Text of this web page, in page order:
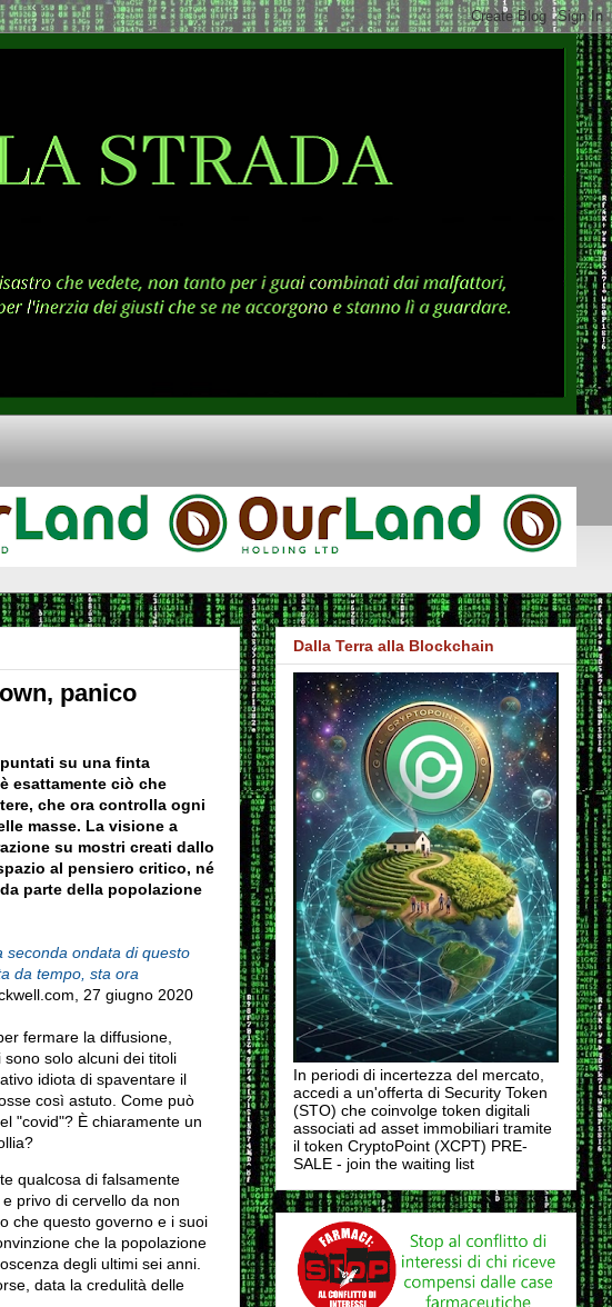
panico
su una finta
esattamente ciò che
che ora controlla ogni
masse. La visione a
su mostri creati dallo
al pensiero critico, né
parte della popolazione
seconda ondata di questo
da tempo, sta ora
27 giugno 2020
fermare la diffusione,
solo alcuni dei titoli
idiota di spaventare il
così astuto. Come può
"covid"? È chiaramente un
qualcosa di falsamente
privo di cervello da non
che questo governo e i suoi
che la popolazione
degli ultimi sei anni.
data la credulità delle
Dalla Terra alla Blockchain
In periodi di incertezza del mercato,
accedi a un'offerta di Security Token
(STO) che coinvolge token digitali
associati ad asset immobiliari tramite
il token CryptoPoint (XCPT) PRE-
SALE - join the waiting list